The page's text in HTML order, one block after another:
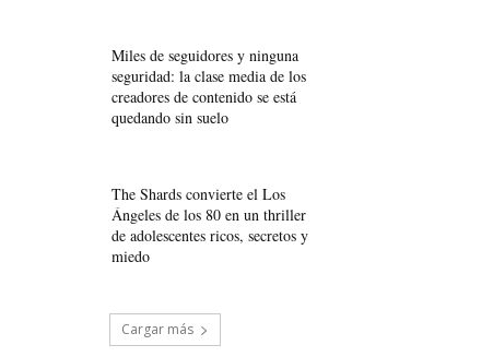
Miles de seguidores y ninguna
seguridad: la clase media de los
creadores de contenido se está
quedando sin suelo
The Shards convierte el Los
Ángeles de los 80 en un thriller
de adolescentes ricos, secretos y
miedo
Cargar más